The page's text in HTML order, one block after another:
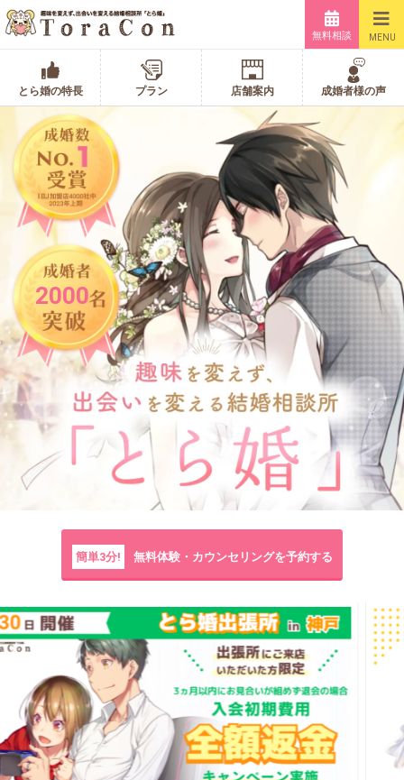
無料相談 MENU
とら婚の特長 プラン 店舗案内 成婚者様の声
2000
簡単3分! 無料体験・カウンセリングを予約する